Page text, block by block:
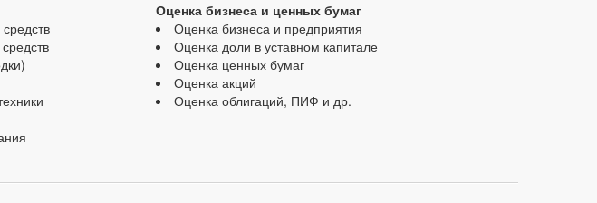
Оценка бизнеса и ценных бумаг
Оценка бизнеса и предприятия
Оценка доли в уставном капитале
Оценка ценных бумаг
Оценка акций
Оценка облигаций, ПИФ и др.